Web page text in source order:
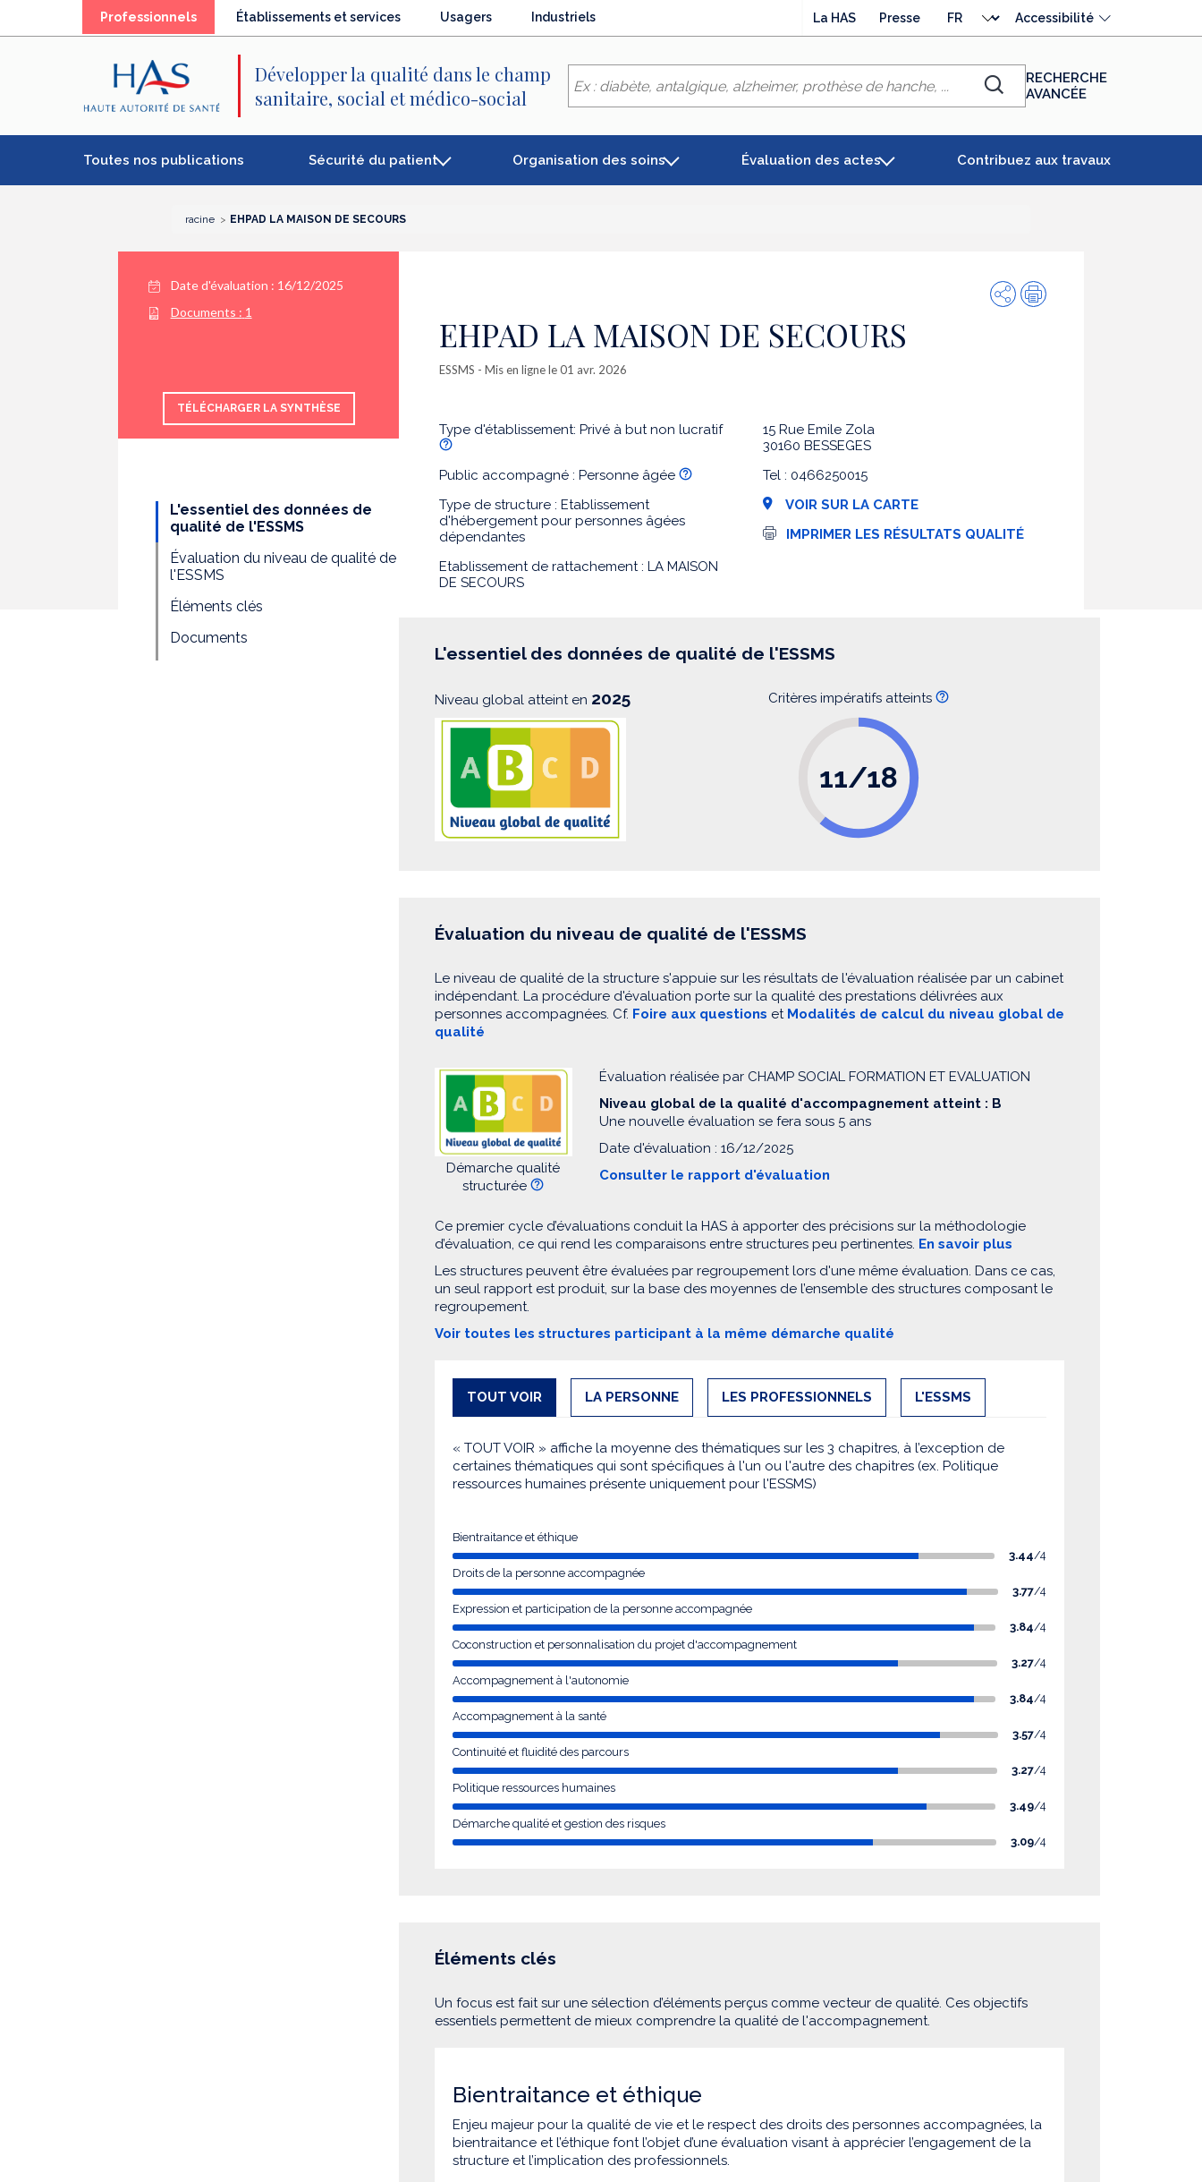
Professionnels Établissements et services Usagers Industriels La HAS Presse
langue
Accessibilité
Développer la qualité dans le champ
sanitaire, social et médico-social
Chercher
RECHERCHE
AVANCÉE
Toutes nos publications Sécurité du patient Organisation des soins Évaluation des actes Contribuez aux travaux
racine EHPAD LA MAISON DE SECOURS
Date d'évaluation : 16/12/2025
Documents : 1
TÉLÉCHARGER LA SYNTHÈSE
L'essentiel des données de
qualité de l'ESSMS
Évaluation du niveau de qualité de
l'ESSMS
Éléments clés
Documents
PartagerImpression
EHPAD LA MAISON DE SECOURS
ESSMS - Mis en ligne le 01 avr. 2026
Type d'établissement: Privé à but non lucratif
Public accompagné : Personne âgée
Type de structure : Etablissement
d'hébergement pour personnes âgées
dépendantes
Etablissement de rattachement : LA MAISON
DE SECOURS
15 Rue Emile Zola
30160 BESSEGES
Tel : 0466250015
VOIR SUR LA CARTE
I
n
IMPRIMER LES RÉSULTATS QUALITÉ
L'essentiel des données de qualité de l'ESSMS
Niveau global atteint en 2025 Critères impératifs atteints
11/18
Évaluation du niveau de qualité de l'ESSMS
Le niveau de qualité de la structure s'appuie sur les résultats de l'évaluation réalisée par un cabinet
indépendant. La procédure d'évaluation porte sur la qualité des prestations délivrées aux
personnes accompagnées. Cf. Foire aux questions et Modalités de calcul du niveau global de
qualité
Démarche qualité
structurée
Évaluation réalisée par CHAMP SOCIAL FORMATION ET EVALUATION
Niveau global de la qualité d'accompagnement atteint : B
Une nouvelle évaluation se fera sous 5 ans
Date d'évaluation : 16/12/2025
Consulter le rapport d'évaluation
Ce premier cycle d’évaluations conduit la HAS à apporter des précisions sur la méthodologie
d’évaluation, ce qui rend les comparaisons entre structures peu pertinentes. En savoir plus
Les structures peuvent être évaluées par regroupement lors d'une même évaluation. Dans ce cas,
un seul rapport est produit, sur la base des moyennes de l’ensemble des structures composant le
regroupement.
Voir toutes les structures participant à la même démarche qualité
TOUT VOIR LA PERSONNE LES PROFESSIONNELS L'ESSMS
« TOUT VOIR » affiche la moyenne des thématiques sur les 3 chapitres, à l’exception de
certaines thématiques qui sont spécifiques à l'un ou l'autre des chapitres (ex. Politique
ressources humaines présente uniquement pour l'ESSMS)
Bientraitance et éthique
3.44/4
Droits de la personne accompagnée
3.77/4
Expression et participation de la personne accompagnée
3.84/4
Coconstruction et personnalisation du projet d'accompagnement
3.27/4
Accompagnement à l'autonomie
3.84/4
Accompagnement à la santé
3.57/4
Continuité et fluidité des parcours
3.27/4
Politique ressources humaines
3.49/4
Démarche qualité et gestion des risques
3.09/4
Éléments clés
Un focus est fait sur une sélection d’éléments perçus comme vecteur de qualité. Ces objectifs
essentiels permettent de mieux comprendre la qualité de l'accompagnement.
Bientraitance et éthique
Enjeu majeur pour la qualité de vie et le respect des droits des personnes accompagnées, la
bientraitance et l’éthique font l’objet d’une évaluation visant à apprécier l’engagement de la
structure et l’implication des professionnels.